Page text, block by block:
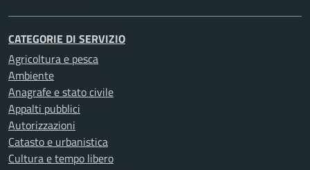
CATEGORIE DI SERVIZIO
Agricoltura e pesca
Ambiente
Anagrafe e stato civile
Appalti pubblici
Autorizzazioni
Catasto e urbanistica
Cultura e tempo libero